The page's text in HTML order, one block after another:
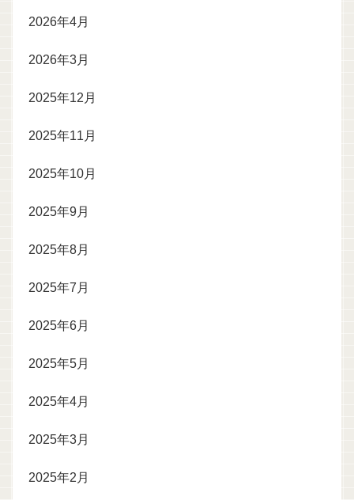
2026年4月
2026年3月
2025年12月
2025年11月
2025年10月
2025年9月
2025年8月
2025年7月
2025年6月
2025年5月
2025年4月
2025年3月
2025年2月